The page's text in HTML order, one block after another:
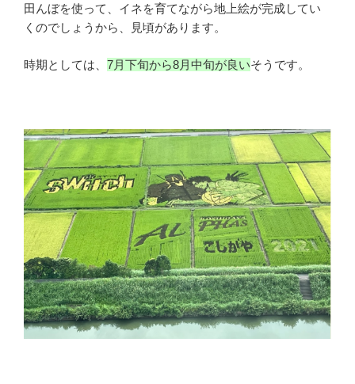
田んぼを使って、イネを育てながら地上絵が完成してい
くのでしょうから、見頃があります。
時期としては、 7月下旬から8月中旬が良いそうです。